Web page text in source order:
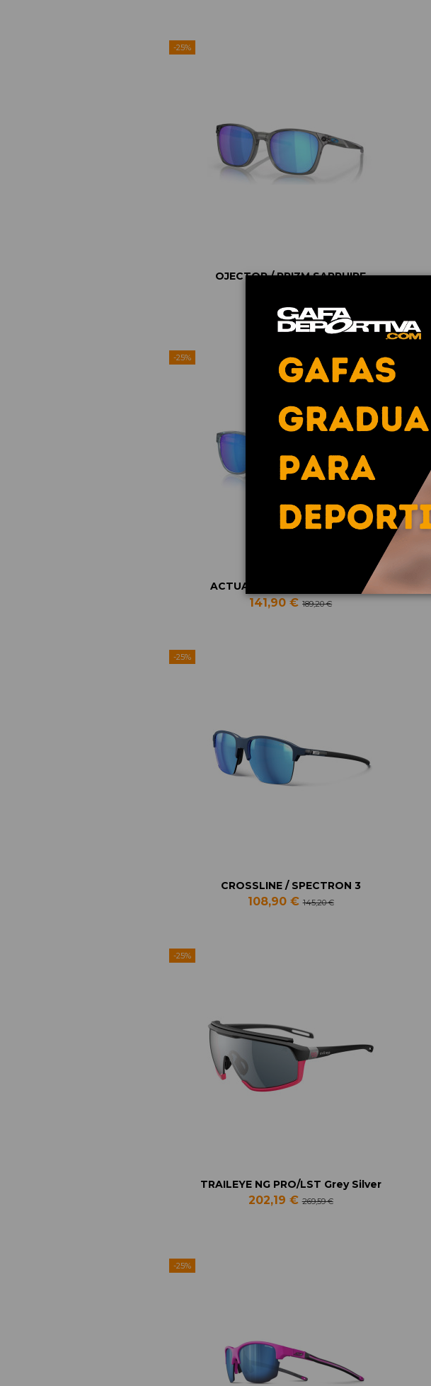
-25%
OJECTOR / PRIZM SAPPHIRE
174,89 € 233,19 €
-25%
ACTUATOR / PRIZM SAPPHIRE
141,90 €189,20 €
-25%
CROSSLINE / SPECTRON 3
108,90 €145,20 €
-25%
TRAILEYE NG PRO/LST Grey Silver
202,19 €269,59 €
-25%